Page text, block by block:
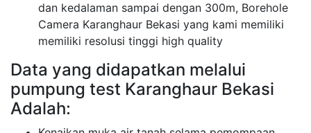
dan kedalaman sampai dengan 300m, Borehole
Camera Karanghaur Bekasi yang kami memiliki
memiliki resolusi tinggi high quality
Data yang didapatkan melalui
pumpung test Karanghaur Bekasi
Adalah: